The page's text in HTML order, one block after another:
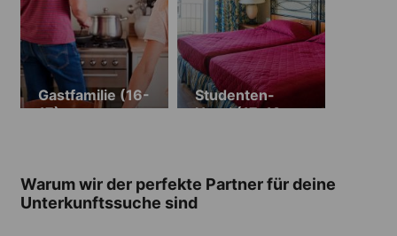
Gastfamilie (16-
17)
Studenten-
Hotel (17–19
30.08.2026)
Warum wir der perfekte Partner für deine
Unterkunftssuche sind